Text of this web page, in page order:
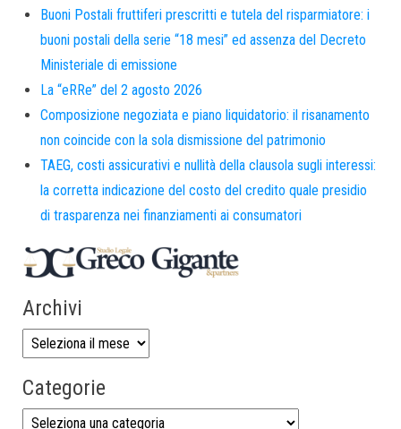
Buoni Postali fruttiferi prescritti e tutela del risparmiatore: i
buoni postali della serie “18 mesi” ed assenza del Decreto
Ministeriale di emissione
La “eRRe” del 2 agosto 2026
Composizione negoziata e piano liquidatorio: il risanamento
non coincide con la sola dismissione del patrimonio
TAEG, costi assicurativi e nullità della clausola sugli interessi:
la corretta indicazione del costo del credito quale presidio
di trasparenza nei finanziamenti ai consumatori
Archivi
Categorie